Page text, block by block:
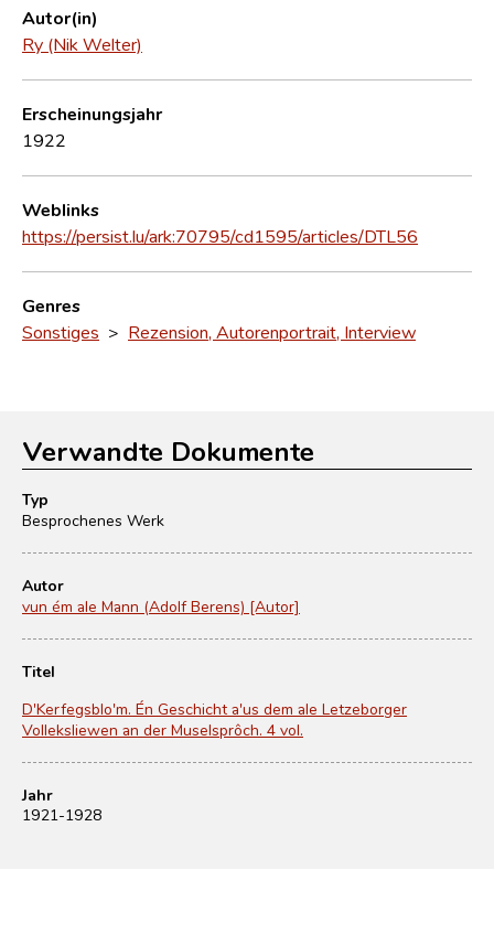
Autor(in)
Ry (Nik Welter)
Erscheinungsjahr
1922
Weblinks
https://persist.lu/ark:70795/cd1595/articles/DTL56
Genres
Sonstiges > Rezension, Autorenportrait, Interview
Verwandte Dokumente
Typ
Besprochenes Werk
Autor
vun ém ale Mann (Adolf Berens) [Autor]
Titel
D'Kerfegsblo'm. Én Geschicht a'us dem ale Letzeborger
Volleksliewen an der Muselsprôch. 4 vol.
Jahr
1921-1928